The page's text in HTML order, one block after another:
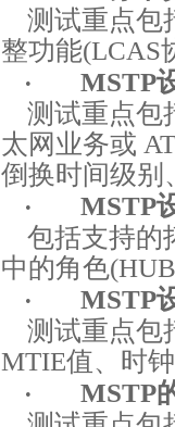
测试重点包
整功能(LCAS
· MSTP
测试重点包
太网业务或
倒换时间级别
· MSTP
包括支持的
中的角色(HUB
· MSTP
测试重点包
MTIE值、时
· MSTP